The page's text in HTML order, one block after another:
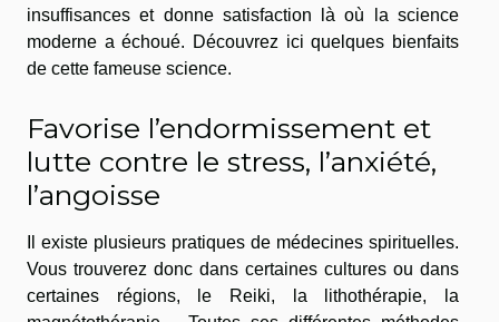
insuffisances et donne satisfaction là où la science
moderne a échoué. Découvrez ici quelques bienfaits
de cette fameuse science.
Favorise l’endormissement et
lutte contre le stress, l’anxiété,
l’angoisse
Il existe plusieurs pratiques de médecines spirituelles.
Vous trouverez donc dans certaines cultures ou dans
certaines régions, le Reiki, la lithothérapie, la